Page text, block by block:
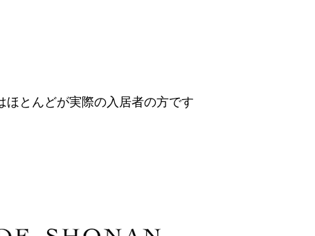
を
とんどが実際の入居者の方です